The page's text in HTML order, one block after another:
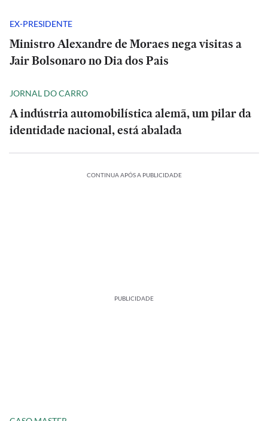
EX-PRESIDENTE
Ministro Alexandre de Moraes nega visitas a
Jair Bolsonaro no Dia dos Pais
JORNAL DO CARRO
A indústria automobilística alemã, um pilar da
identidade nacional, está abalada
CONTINUA APÓS A PUBLICIDADE
PUBLICIDADE